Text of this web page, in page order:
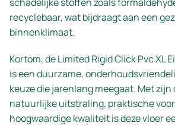
schadelijke stoffen zoals
recyclebaar, wat bijdraagt aan een
binnenklimaat.
Kortom, de Limited Rigid Click Pvc XL
is een duurzame,
keuze die jarenlang meegaat. Met
natuurlijke uitstraling, praktische
hoogwaardige kwaliteit is deze vloer